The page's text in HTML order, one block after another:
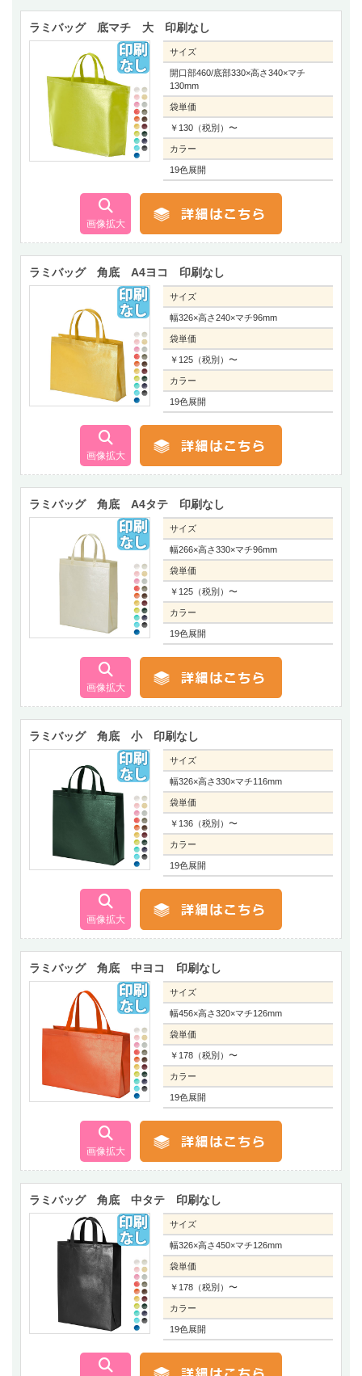
ラミバッグ 底マチ 大 印刷なし
サイズ
開口部460/底部330×高さ340×マチ
130mm
袋単価
￥130（税別）〜
カラー
19色展開
ラミバッグ 角底 A4ヨコ 印刷なし
サイズ
幅326×高さ240×マチ96mm
袋単価
￥125（税別）〜
カラー
19色展開
ラミバッグ 角底 A4タテ 印刷なし
サイズ
幅266×高さ330×マチ96mm
袋単価
￥125（税別）〜
カラー
19色展開
ラミバッグ 角底 小 印刷なし
サイズ
幅326×高さ330×マチ116mm
袋単価
￥136（税別）〜
カラー
19色展開
ラミバッグ 角底 中ヨコ 印刷なし
サイズ
幅456×高さ320×マチ126mm
袋単価
￥178（税別）〜
カラー
19色展開
ラミバッグ 角底 中タテ 印刷なし
サイズ
幅326×高さ450×マチ126mm
袋単価
￥178（税別）〜
カラー
19色展開